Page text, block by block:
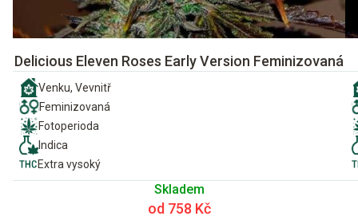
Delicious Eleven Roses Early Version Feminizovaná
Venku, Vevnitř
Feminizovaná
Fotoperioda
Indica
Extra vysoký
Skladem
od 758 Kč